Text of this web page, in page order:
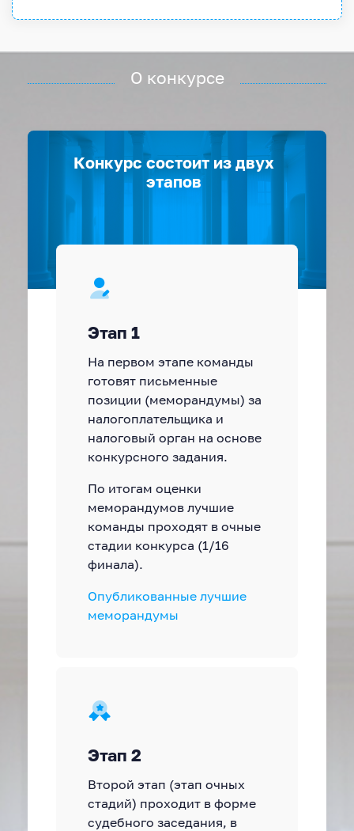
О конкурсе
Конкурс состоит из двух
этапов
Этап 1
На первом этапе команды
готовят письменные
позиции (меморандумы) за
налогоплательщика и
налоговый орган на основе
конкурсного задания.
По итогам оценки
меморандумов лучшие
команды проходят в очные
стадии конкурса (1/16
финала).
Опубликованные лучшие
меморандумы
Этап 2
Второй этап (этап очных
стадий) проходит в форме
судебного заседания, в